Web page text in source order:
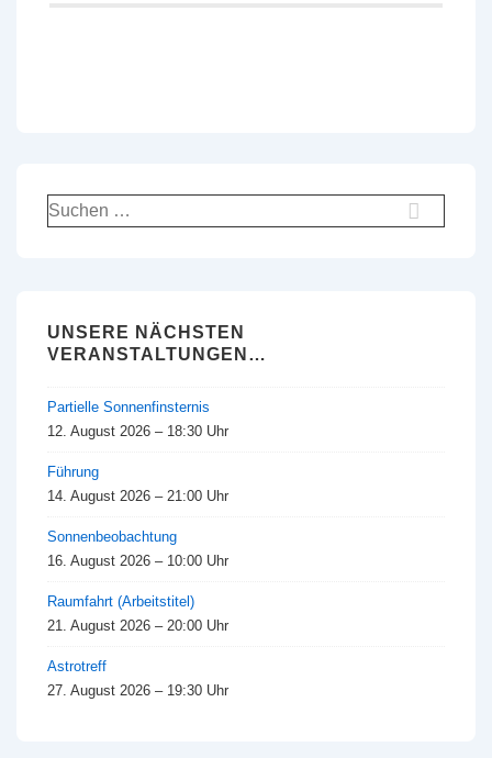
Suchen
nach:
UNSERE NÄCHSTEN
VERANSTALTUNGEN…
Partielle Sonnenfinsternis
12. August 2026 – 18:30 Uhr
Führung
14. August 2026 – 21:00 Uhr
Sonnenbeobachtung
16. August 2026 – 10:00 Uhr
Raumfahrt (Arbeitstitel)
21. August 2026 – 20:00 Uhr
Astrotreff
27. August 2026 – 19:30 Uhr